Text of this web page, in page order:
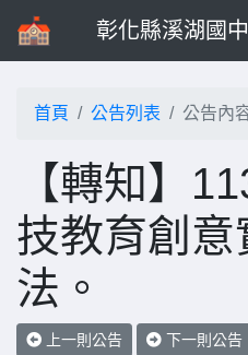
彰化縣溪湖國
首頁 公告列表 公告內
【轉知】
技教育創
法。
上一則公告 下一則公告